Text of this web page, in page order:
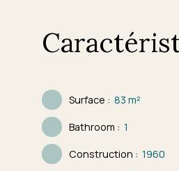
Surface : 83m²
Bathroom : 1
Construction : 1960